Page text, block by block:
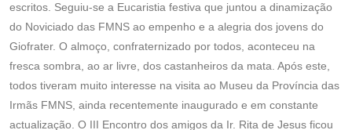
escritos. Seguiu-se a Eucaristia festiva que juntou a dinamização
do Noviciado das FMNS ao empenho e a alegria dos jovens do
Giofrater. O almoço, confraternizado por todos, aconteceu na
fresca sombra, ao ar livre, dos castanheiros da mata. Após este,
todos tiveram muito interesse na visita ao Museu da Província das
Irmãs FMNS, ainda recentemente inaugurado e em constante
actualização. O III Encontro dos amigos da Ir. Rita de Jesus ficou